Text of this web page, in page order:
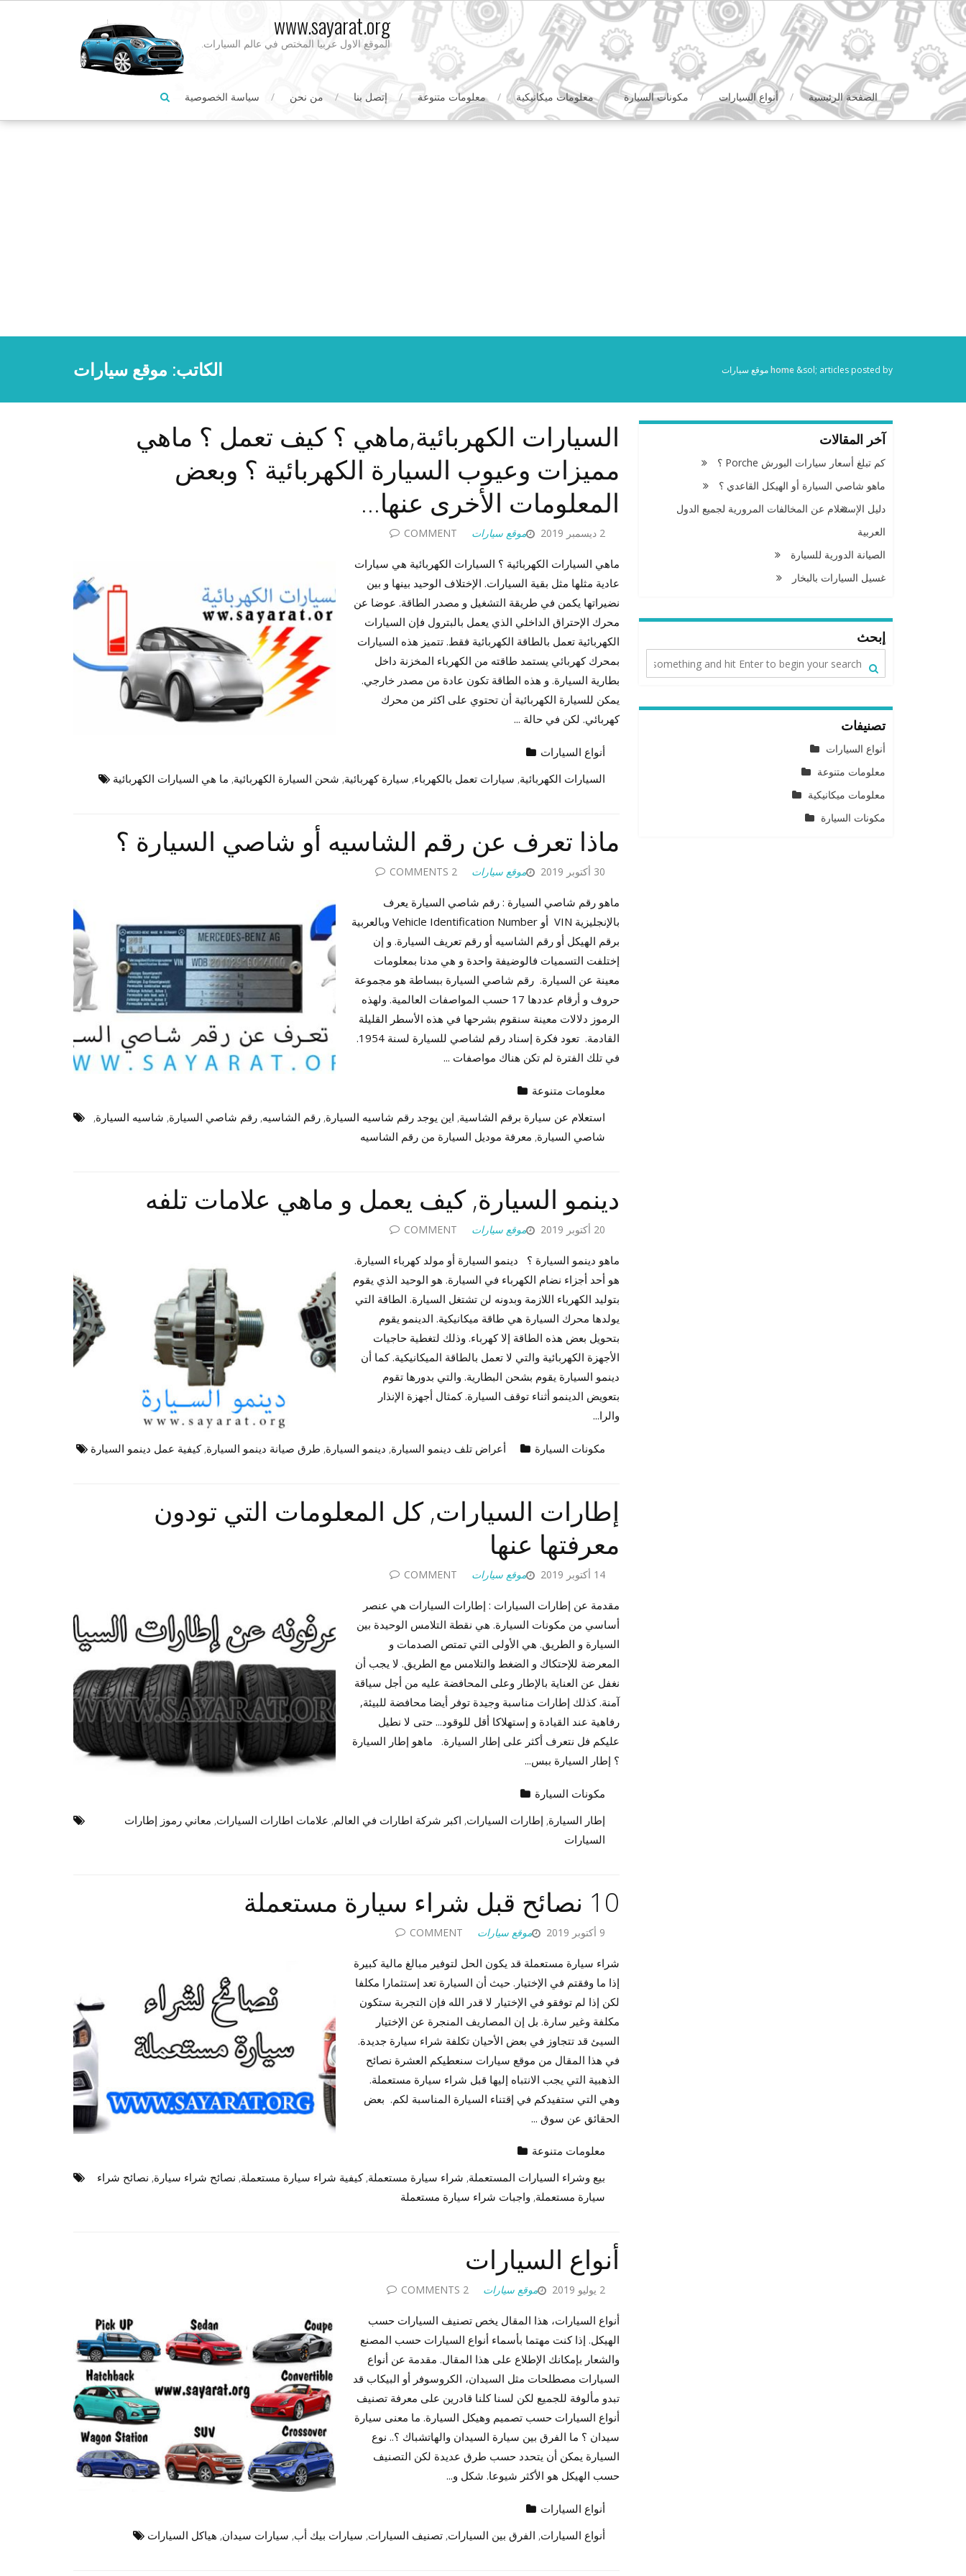
Skip
to
content
www.sayarat.org
الموقع الاول عربيا المختص في عالم السيارات.
سياسة الخصوصية من نحن إتصل بنا معلومات متنوعة معلومات ميكانيكية مكونات السيارة أنواع السيارات الصفحة الرئيسية
الكاتب: موقع سيارات home &sol; articles posted by موقع سيارات
السيارات الكهربائية,ماهي ؟ كيف تعمل ؟ ماهي
مميزات وعيوب السيارة الكهربائية ؟ وبعض
المعلومات الأخرى عنها…
2 ديسمبر 2019 موقع سيارات COMMENT
ماهي السيارات الكهربائية ؟ السيارات الكهربائية هي سيارات
عادية مثلها مثل بقية السيارات. الإختلاف الوحيد بينها و بين
نضيراتها يكمن في طريقة التشغيل و مصدر الطاقة. عوضا عن
محرك الإحتراق الداخلي الذي يعمل بالبترول فإن السيارات
الكهربائية تعمل بالطاقة الكهربائية فقط. تتميز هذه السيارات
بمحرك كهربائي يستمد طاقته من الكهرباء المخزنة داخل
بطارية السيارة. و هذه الطاقة تكون عادة من مصدر خارجي.
يمكن للسيارة الكهربائية أن تحتوي على اكثر من محرك
كهربائي. لكن في حالة ...
أنواع السيارات
السيارات الكهربائية, سيارات تعمل بالكهرباء, سيارة كهربائية, شحن السيارة الكهربائية, ما هي السيارات الكهربائية
ماذا تعرف عن رقم الشاسيه أو شاصي السيارة ؟
30 أكتوبر 2019 موقع سيارات 2 COMMENTS
ماهو رقم شاصي السيارة : رقم شاصي السيارة يعرف
بالإنجليزية VIN أو Vehicle Identification Number وبالعربية
برقم الهيكل أو رقم الشاسيه أو رقم تعريف السيارة. و إن
إختلفت التسميات فالوضيفة واحدة و هي مدنا بمعلومات
معينة عن السيارة. رقم شاصي السيارة ببساطة هو مجموعة
حروف و أرقام عددها 17 حسب المواصفات العالمية. ولهذه
الرموز دلالات معينة سنقوم بشرحها في هذه الأسطر القليلة
القادمة. تعود فكرة إسناد رقم لشاصي للسيارة لسنة 1954.
في تلك الفترة لم تكن هناك مواصفات ...
معلومات متنوعة
استعلام عن سيارة برقم الشاسية, اين يوجد رقم شاسيه السيارة,رقم الشاسيه,رقم شاصي السيارة, شاسيه السيارة,
شاصي السيارة, معرفة موديل السيارة من رقم الشاسيه
دينمو السيارة, كيف يعمل و ماهي علامات تلفه
20 أكتوبر 2019 موقع سيارات COMMENT
ماهو دينمو السيارة ؟ دينمو السيارة أو مولد كهرباء السيارة.
هو أحد أجزاء نضام الكهرباء في السيارة. هو الوحيد الذي يقوم
بتوليد الكهرباء اللازمة وبدونه لن تشتغل السيارة. الطاقة التي
يولدها محرك السيارة هي طاقة ميكانيكية. الدينمو يقوم
بتحويل بعض هذه الطاقة إلا كهرباء. وذلك لتغطية حاجيات
الأجهزة الكهربائية والتي لا تعمل بالطاقة الميكانيكية. كما أن
دينمو السيارة يقوم بشحن البطارية. والتي بدورها تقوم
بتعويض الدينمو أثناء توقف السيارة. كمثال أجهزة الإنذار
والرا...
مكونات السيارة أعراض تلف دينمو السيارة, دينمو السيارة, طرق صيانة دينمو السيارة,كيفية عمل دينمو السيارة
إطارات السيارات, كل المعلومات التي تودون
معرفتها عنها
14 أكتوبر 2019 موقع سيارات COMMENT
مقدمة عن إطارات السيارات : إطارات السيارات هي عنصر
أساسي من مكونات السيارة. هي نقطة التلامس الوحيدة بين
السيارة و الطريق. هي الأولى التي تمتص الصدمات و
المعرضة للإحتكاك و الضغط والتلامس مع الطريق. لا يجب أن
نغفل عن العناية بالإطار وعلى المحافضة عليه من أجل سياقة
آمنة. كذلك إطارات مناسبة وجيدة توفر أيضا محافضة للبيئة,
رفاهية عند القيادة و إستهلاكا أقل للوقود... حتى لا نطيل
عليكم فل نتعرف أكثر على إطار السيارة. ماهو إطار السيارة
؟ إطار السيارة ببس...
مكونات السيارة
إطار السيارة, إطارات السيارات, اكبر شركة اطارات في العالم, علامات اطارات السيارات, معاني رموز إطارات
السيارات
10 نصائح قبل شراء سيارة مستعملة
9 أكتوبر 2019 موقع سيارات COMMENT
شراء سيارة مستعملة قد يكون الحل لتوفير مبالغ مالية كبيرة
إذا ما وفقتم في الإختيار. حيث أن السيارة تعد إستثمارا مكلفا
لكن إذا لم توفقو في الإختيار لا قدر الله فإن التجربة ستكون
مكلفة وغير سارة. بل إن المصاريف المنجرة عن الإختيار
السيئ قد تتجاوز في بعض الأحيان تكلفة شراء سيارة جديدة.
في هذا المقال من موقع سيارات سنعطيكم العشرة نصائح
الذهبية التي يجب الانتباه إليها قبل شراء سيارة مستعملة.
وهي التي ستفيدكم في إقتناء السيارة المناسبة لكم. بعض
الحقائق عن سوق ...
معلومات متنوعة
بيع وشراء السيارات المستعملة, شراء سيارة مستعملة,كيفية شراء سيارة مستعملة, نصائح شراء سيارة, نصائح شراء
سيارة مستعملة, واجبات شراء سيارة مستعملة
أنواع السيارات
2 يوليو 2019 موقع سيارات 2 COMMENTS
أنواع السيارات، هذا المقال يخص تصنيف السيارات حسب
الهيكل. إذا كنت مهتما بأسماء أنواع السيارات حسب المصنع
والشعار بإمكانك الإطلاع على هذا المقال. مقدمة عن أنواع
السيارات مصطلحات مثل السيدان، الكروسوفر أو البيكاب قد
تبدو مألوفة للجميع لكن لسنا كلنا قادرين على معرفة تصنيف
أنواع السيارات حسب تصميم وهيكل السيارة. ما معنى سيارة
سيدان ؟ ما الفرق بين سيارة السيدان والهاتشباك ؟.. نوع
السيارة يمكن أن يتحدد حسب طرق عديدة لكن التصنيف
حسب الهيكل هو الأكثر شيوعا. شكل و...
أنواع السيارات
أنواع السيارات, الفرق بين السيارات,تصنيف السيارات, سيارات بيك أب, سيارات سيدان, هياكل السيارات
آخر المقالات
كم تبلغ أسعار سيارات البورش Porche ؟
ماهو شاصي السيارة أو الهيكل القاعدي ؟
دليل الإستعلام عن المخالفات المرورية لجميع الدول
العربية
الصيانة الدورية للسيارة
غسيل السيارات بالبخار
إبحث
تصنيفات
أنواع السيارات
معلومات متنوعة
معلومات ميكانيكية
مكونات السيارة